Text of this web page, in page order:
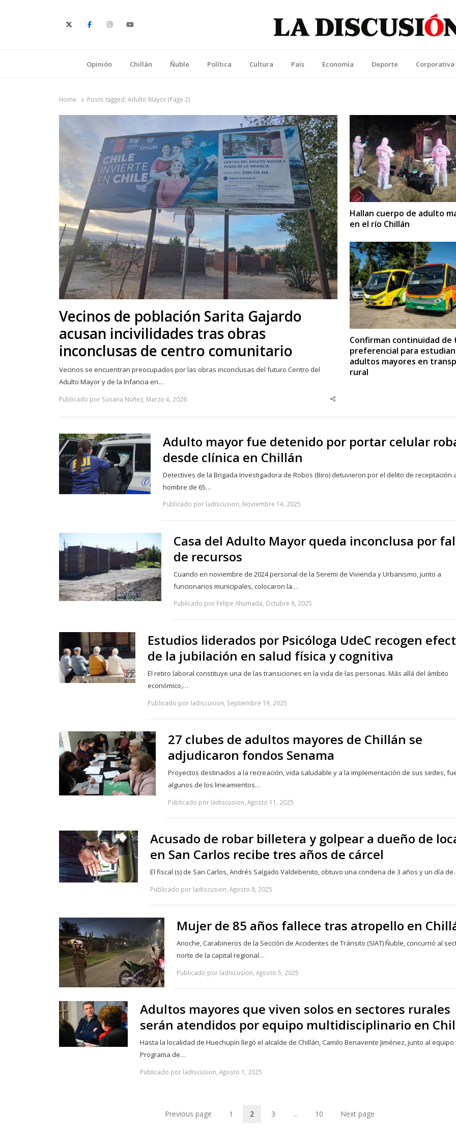
Opinión Chillán Ñuble Política Cultura País Economía Deporte Corporativa
Home Posts tagged: Adulto Mayor (Page 2)
Vecinos de población Sarita Gajardo
acusan incivilidades tras obras
inconclusas de centro comunitario
Vecinos se encuentran preocupados por las obras inconclusas del futuro Centro del
Adulto Mayor y de la Infancia en…
Publicado por Susana Núñez, Marzo 4, 2026
Share
Hallan cuerpo de adulto
en el río Chillán
Confirman continuidad de
preferencial para
adultos mayores en
rural
Adulto mayor fue detenido por portar celular
desde clínica en Chillán
Detectives de la Brigada Investigadora de Robos (Biro) detuvieron por el delito de receptación
hombre de 65…
Publicado por ladiscusion, Noviembre 14, 2025
Casa del Adulto Mayor queda inconclusa por
de recursos
Cuando en noviembre de 2024 personal de la Seremi de Vivienda y Urbanismo, junto a
funcionarios municipales, colocaron la…
Publicado por Felipe Ahumada, Octubre 8, 2025
Estudios liderados por Psicóloga UdeC recogen
de la jubilación en salud física y cognitiva
El retiro laboral constituye una de las transiciones en la vida de las personas. Más allá del ámbito
económico,…
Publicado por ladiscusion, Septiembre 19, 2025
27 clubes de adultos mayores de Chillán se
adjudicaron fondos Senama
Proyectos destinados a la recreación, vida saludable y a la implementación de sus sedes,
algunos de los lineamientos…
Publicado por ladiscusion, Agosto 11, 2025
Acusado de robar billetera y golpear a dueño de
en San Carlos recibe tres años de cárcel
El fiscal (s) de San Carlos, Andrés Salgado Valdebenito, obtuvo una condena de 3 años y un día
Publicado por ladiscusion, Agosto 8, 2025
Mujer de 85 años fallece tras atropello en
Anoche, Carabineros de la Sección de Accidentes de Tránsito (SIAT) Ñuble, concurrió al
norte de la capital regional…
Publicado por ladiscusion, Agosto 5, 2025
Adultos mayores que viven solos en sectores rurales
serán atendidos por equipo multidisciplinario en
Hasta la localidad de Huechupín llegó el alcalde de Chillán, Camilo Benavente Jiménez, junto al equipo
Programa de…
Publicado por ladiscusion, Agosto 1, 2025
Previous page Page
1 Page
2 Page
3 … 10 Next page